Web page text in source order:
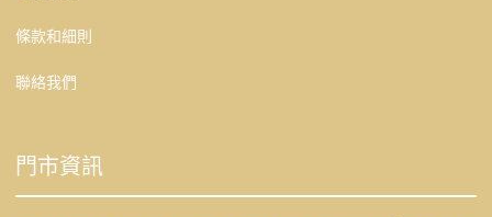
條款和細則
聯絡我們
門市資訊